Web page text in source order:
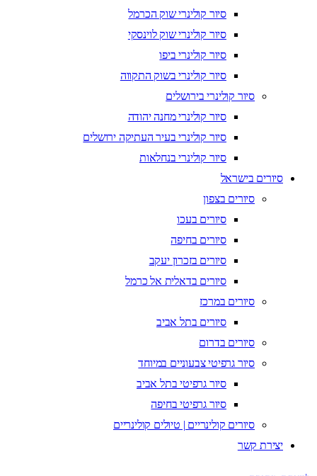
סיור קולינרי שוק הכרמל
סיור קולינרי שוק לוינסקי
סיור קולינרי ביפו
סיור קולינרי בשוק התקווה
סיור קולינרי בירושלים
סיור קולינרי מחנה יהודה
סיור קולינרי בעיר העתיקה ירושלים
סיור קולינרי בנחלאות
סיורים בישראל
סיורים בצפון
סיורים בעכו
סיורים בחיפה
סיורים בזכרון יעקב
סיורים בדאלית אל כרמל
סיורים במרכז
סיורים בתל אביב
סיורים בדרום
סיור גרפיטי צבעוניים במיוחד
סיור גרפיטי בתל אביב
סיור גרפיטי בחיפה
סיורים קולינריים | טיולים קולינריים
יצירת קשר